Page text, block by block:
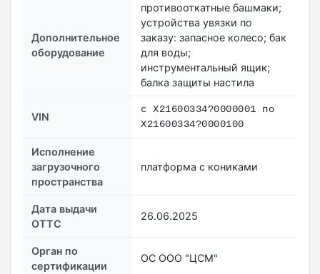
Дополнительное
оборудование
противооткатные башмаки;
устройства увязки по
заказу: запасное колесо; бак
для воды;
инструментальный ящик;
балка защиты настила
VIN
с X21600334?0000001 по
X21600334?0000100
Исполнение
загрузочного
пространства
платформа с кониками
Дата выдачи
ОТТС
26.06.2025
Орган по
сертификации
ОС ООО "ЦСМ"